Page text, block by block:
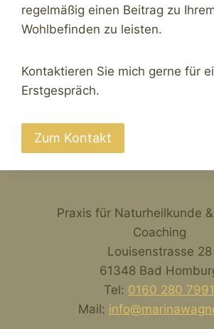
regelmäßig einen Beitrag zu
Wohlbefinden zu leisten.
Kontaktieren Sie mich gerne für
Erstgespräch.
Zum Kontakt
Praxis für Naturheilkunde
Coaching
Louisenstrasse 28
61348 Bad
Tel: 0160 280 7991
Mail: